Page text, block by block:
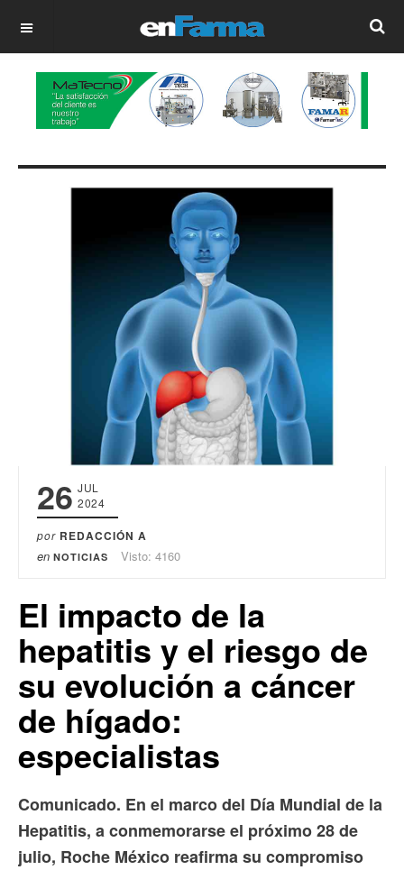
OFF CANVAS
26 JUL
2024
por REDACCIÓN A
en NOTICIAS Visto: 4160
El impacto de la
hepatitis y el riesgo de
su evolución a cáncer
de hígado:
especialistas
Comunicado. En el marco del Día Mundial de la
Hepatitis, a conmemorarse el próximo 28 de
julio, Roche México reafirma su compromiso